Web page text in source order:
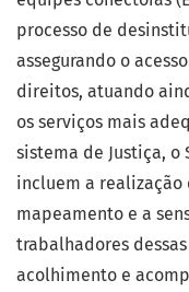
processo de
assegurando o
direitos, atuando
os serviços mais
sistema de Justiça, o
incluem a
mapeamento e a
trabalhadores
acolhimento e